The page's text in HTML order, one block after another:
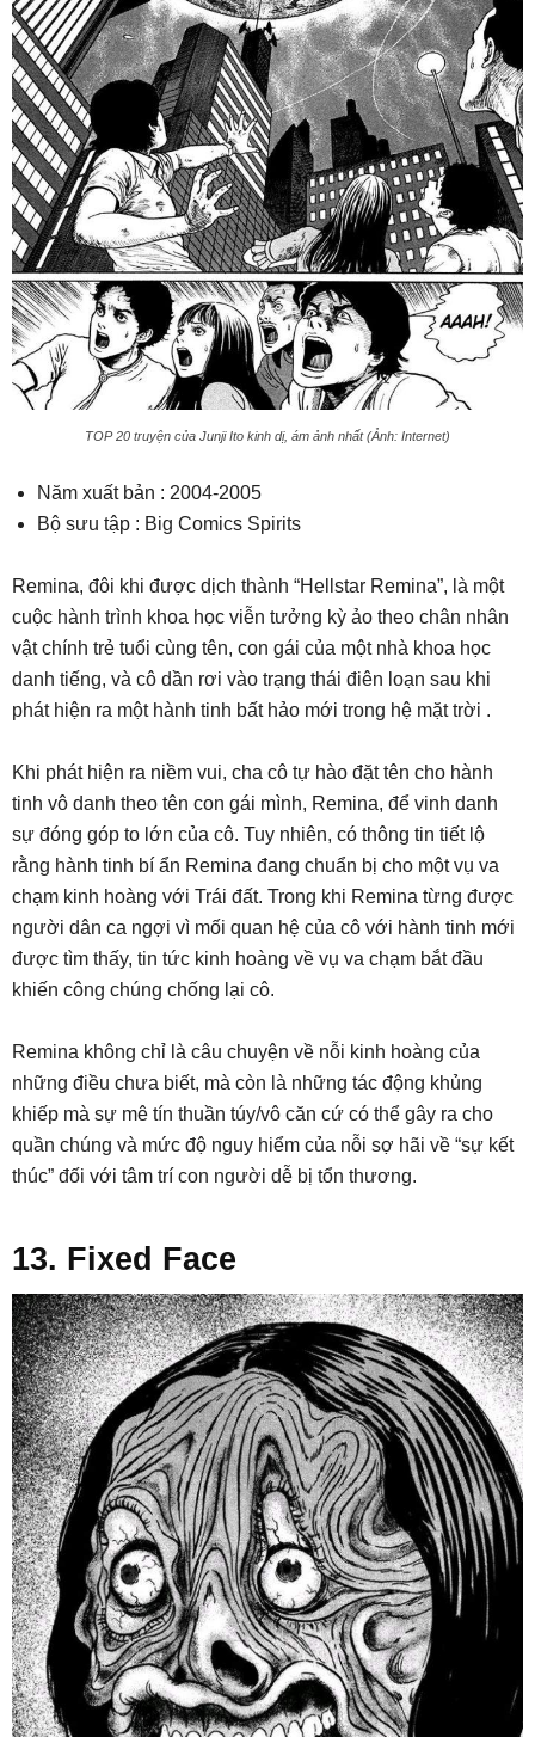
TOP 20 truyện của Junji Ito kinh dị, ám ảnh nhất (Ảnh: Internet)
Năm xuất bản : 2004-2005
Bộ sưu tập : Big Comics Spirits
Remina, đôi khi được dịch thành “Hellstar Remina”, là một
cuộc hành trình khoa học viễn tưởng kỳ ảo theo chân nhân
vật chính trẻ tuổi cùng tên, con gái của một nhà khoa học
danh tiếng, và cô dần rơi vào trạng thái điên loạn sau khi
phát hiện ra một hành tinh bất hảo mới trong hệ mặt trời .
Khi phát hiện ra niềm vui, cha cô tự hào đặt tên cho hành
tinh vô danh theo tên con gái mình, Remina, để vinh danh
sự đóng góp to lớn của cô. Tuy nhiên, có thông tin tiết lộ
rằng hành tinh bí ẩn Remina đang chuẩn bị cho một vụ va
chạm kinh hoàng với Trái đất. Trong khi Remina từng được
người dân ca ngợi vì mối quan hệ của cô với hành tinh mới
được tìm thấy, tin tức kinh hoàng về vụ va chạm bắt đầu
khiến công chúng chống lại cô.
Remina không chỉ là câu chuyện về nỗi kinh hoàng của
những điều chưa biết, mà còn là những tác động khủng
khiếp mà sự mê tín thuần túy/vô căn cứ có thể gây ra cho
quần chúng và mức độ nguy hiểm của nỗi sợ hãi về “sự kết
thúc” đối với tâm trí con người dễ bị tổn thương.
13. Fixed Face